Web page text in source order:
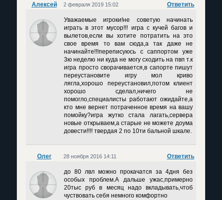
Алексей Ответить
2 февраля 2019 15:02
Уважаемые игроки!не советую начинать
играть в этот мусор!!! игра с кучей багов и
вылетов,если вы хотите потратить на это
свое время то вам сюда,а так даже не
начинайте!!!переписуюсь с саппортом уже
3ю неделю ни куда не могу сходить на пвп т.к
игра просто сворачивается,в сапорте пишут
переустановите игру мол криво
лягла,хорошо переустановил,потом клиент
хорошо сделал,ничего не
помогло,специалисты работают ожидайте,а
кто мне вернет потраченное время на вашу
помойку?игра жутко стала лагать,сервера
новые открываем,а старые не можете доума
довести!!!! твердая 2 по 10ти бальной шкале.
Олег Ответить
28 ноября 2016 14:11
до 80 лвл можно прокачатся за 4дня без
особых проблем.А дальше ужас,примерно
20тыс руб в месяц надо вкладывать,чтоб
чуствовать себя немного комфортно